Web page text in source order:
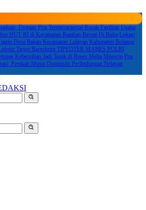
Dugaan Pria Temperamental Rusak Fasilitas Usaha
HUT RI di Kecamatan Ratahan Resmi Di Buka Lokasi
Desa Bakan Kecamatan Lolayan Kabupaten Bolaang
Target Bareskrim TIPEDTER MABES POLRI
Kebersihan Jadi Topik di Reses Melia Moesrin Pos
Pemkab Minut Optimistis Perlindungan Nelayan